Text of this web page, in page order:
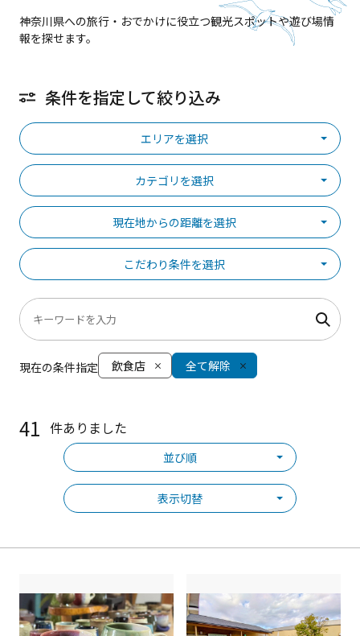
神奈川県への旅行・おでかけに役立つ観光スポットや遊び場情
報を探せます。
条件を指定して絞り込み
エリアを選択
カテゴリを選択
現在地からの距離を選択
こだわり条件を選択
現在の条件指定 飲食店 全て解除
41 件ありました
並び順
表示切替